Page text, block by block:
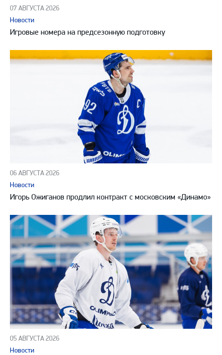
07 АВГУСТА 2026
Новости
Игровые номера на предсезонную подготовку
06 АВГУСТА 2026
Новости
Игорь Ожиганов продлил контракт с московским «Динамо»
05 АВГУСТА 2026
Новости